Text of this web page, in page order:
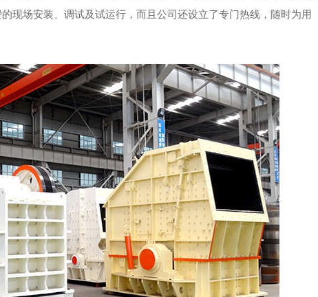
现场安装、调试及试运行，而且公司还设立了专门热线，随时为用